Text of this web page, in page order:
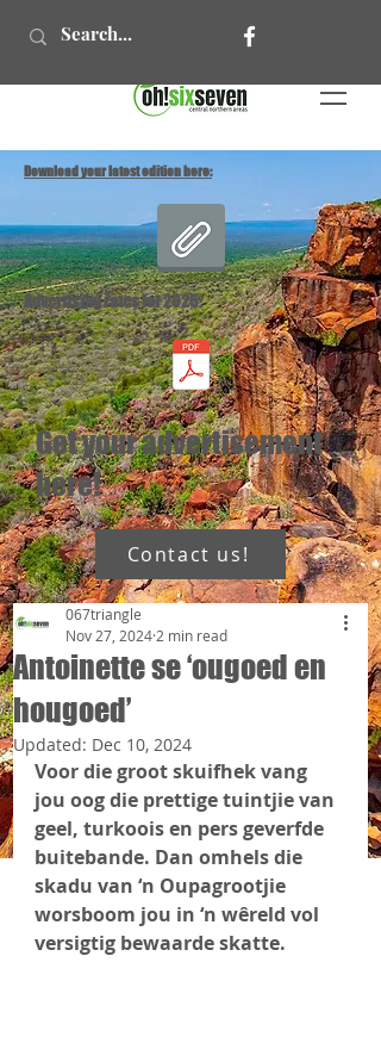
Download your latest edition here:
Advertising rates for 2025:
Get your advertisement
here!
Contact us!
Antoinette se ‘ougoed en
hougoed’
067triangle
Nov 27, 2024 2 min read
Updated: Dec 10, 2024
Voor die groot skuifhek vang
jou oog die prettige tuintjie van
geel, turkoois en pers geverfde
buitebande. Dan omhels die
skadu van ‘n Oupagrootjie
worsboom jou in ‘n wêreld vol
versigtig bewaarde skatte.